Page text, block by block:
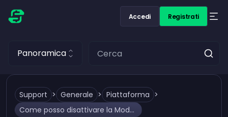
Accedi Registrati
Panoramica
Support > Generale > Piattaforma >
Come posso disattivare la Modalità Lite su Freecash?